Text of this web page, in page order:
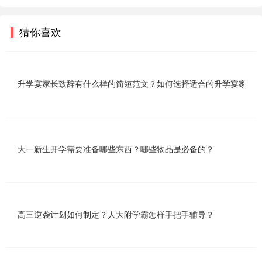
猜你喜欢
升学宴家长致辞有什么样的简短范文？如何选择适合的升学宴家长
大一新生开学需要准备哪些东西？哪些物品是必备的？
高三逆袭计划如何制定？人大附学霸怎样手把手辅导？